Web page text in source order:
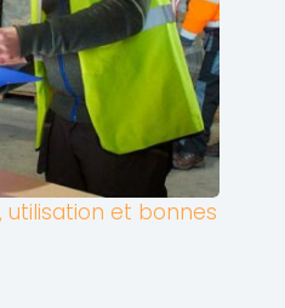
utilisation et bonnes